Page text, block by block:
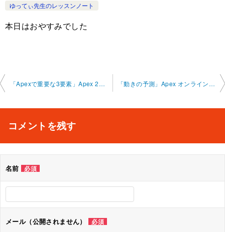
ゆってぃ先生のレッスンノート
本日はおやすみでした
投
ビ
シ
「Apexで重要な3要素」Apex 2025-3-28-no0008-0022 「動きの予測」Apex オンラインレッスン 2025-4-1-no0008-0022
コメントを残す
名前 必須
メール（公開されません） 必須